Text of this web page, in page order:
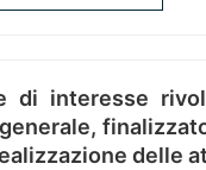
di interesse
delle